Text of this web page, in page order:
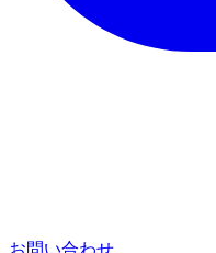
お問い合わせ